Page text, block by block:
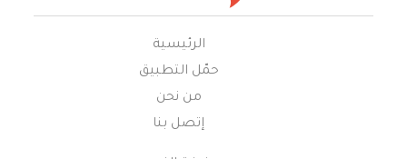
الرئيسية
حمّل التطبيق
من نحن
إتصل بنا